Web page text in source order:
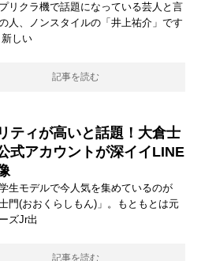
リクラ機で話題になっている芸人と言
人、ノンスタイルの「井上祐介」です
しい
記事を読む
ティが高いと話題！大倉士
式アカウントが深イイLINE
生モデルで今人気を集めているのが
士門(おおくらしもん)」。もともとは元
ズJr出
記事を読む